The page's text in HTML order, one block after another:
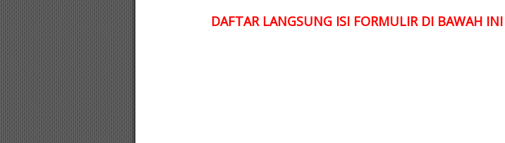
DAFTAR LANGSUNG ISI FORMULIR DI BAWAH INI